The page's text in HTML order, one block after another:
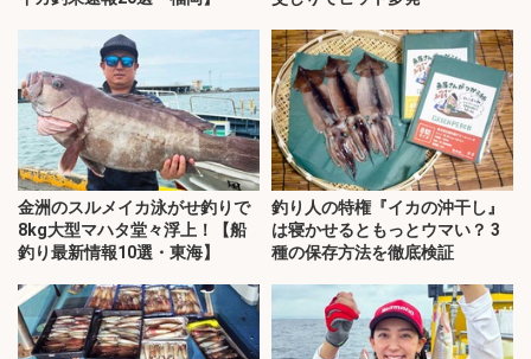
金洲のスルメイカ泳がせ釣りで
8kg大型マハタ堂々浮上！【船
釣り最新情報10選・東海】
釣り人の特権『イカの沖干し』
は寝かせるともっとウマい？ 3
種の保存方法を徹底検証